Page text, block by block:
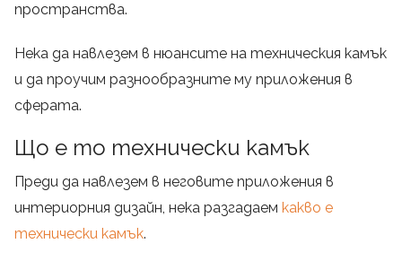
пространства.
Нека да навлезем в нюансите на техническия камък
и да проучим разнообразните му приложения в
сферата.
Що е то технически камък
Преди да навлезем в неговите приложения в
интериорния дизайн, нека разгадаем какво е
технически камък.